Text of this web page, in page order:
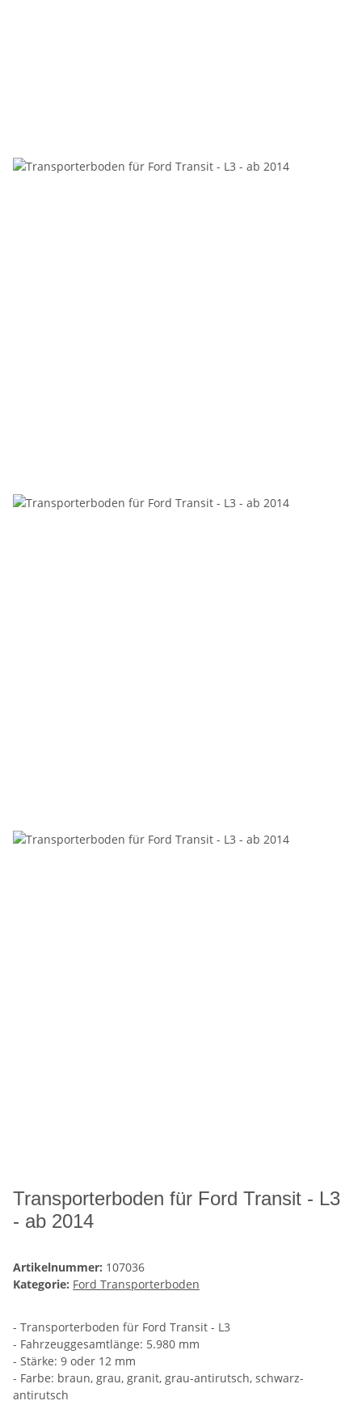
Transporterboden für Ford Transit - L3
- ab 2014
Artikelnummer: 107036
Kategorie: Ford Transporterboden
- Transporterboden für Ford Transit - L3
- Fahrzeuggesamtlänge: 5.980 mm
- Stärke: 9 oder 12 mm
- Farbe: braun, grau, granit, grau-antirutsch, schwarz-
antirutsch